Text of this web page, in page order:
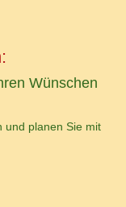
Wünschen
und planen Sie mit